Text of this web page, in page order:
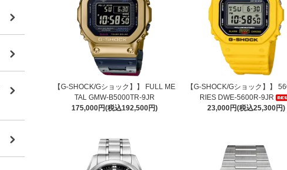
【G-SHOCK/Gショック】】 FULL ME
TAL GMW-B5000TR-9JR
175,000円(税込192,500円)
【G-SHOCK/Gショック】】
RIES DWE-5600R-9JR
23,000円(税込25,300円)